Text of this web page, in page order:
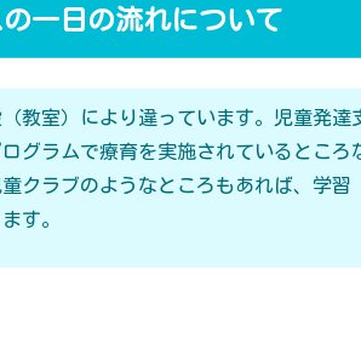
一日の流れについて
教室）により違っています。児童発達
グラムで療育を実施されているところ
クラブのようなところもあれば、学習
す。